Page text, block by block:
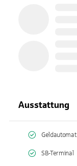
Ausstattung
Geldautomat
SB-Terminal